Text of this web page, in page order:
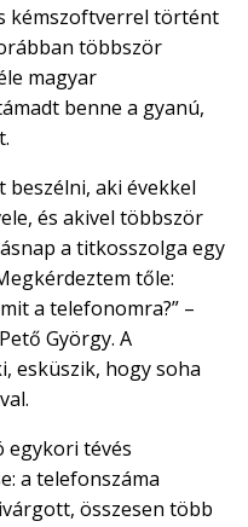
kémszoftverrel történt
többször
magyar
benne a gyanú,
aki évekkel
és akivel többször
a titkosszolga egy
tőle:
a telefonomra?” –
György. A
esküszik, hogy soha
egykori tévés
a telefonszáma
összesen több